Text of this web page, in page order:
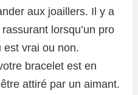
aux joaillers. Il y a
lorsqu’un pro
est vrai ou non.
bracelet est en
attiré par un aimant.